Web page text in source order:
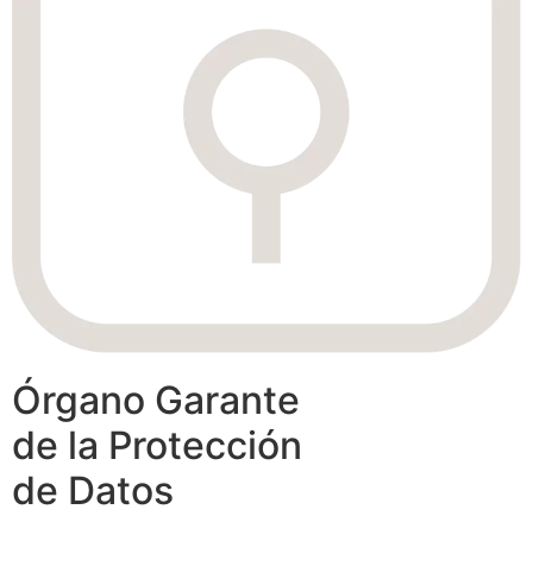
Órgano Garante
de la Protección
de Datos